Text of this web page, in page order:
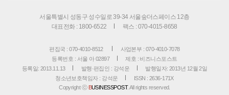
서울특별시 성동구 성수일로 39-34 서울숲더스페이스 12층
대표전화 : 1800-6522
팩스 : 070-4015-8658
편집국 : 070-4010-8512
사업본부 : 070-4010-7078
등록번호 : 서울 아 02897
제호 : 비즈니스포스트
등록일: 2013.11.13
발행·편집인 : 강석운
발행일자: 2013년 12월 2일
청소년보호책임자 : 강석운
ISSN : 2636-171X
Copyright ⓒ BUSINESSPOST. All rights reserved.